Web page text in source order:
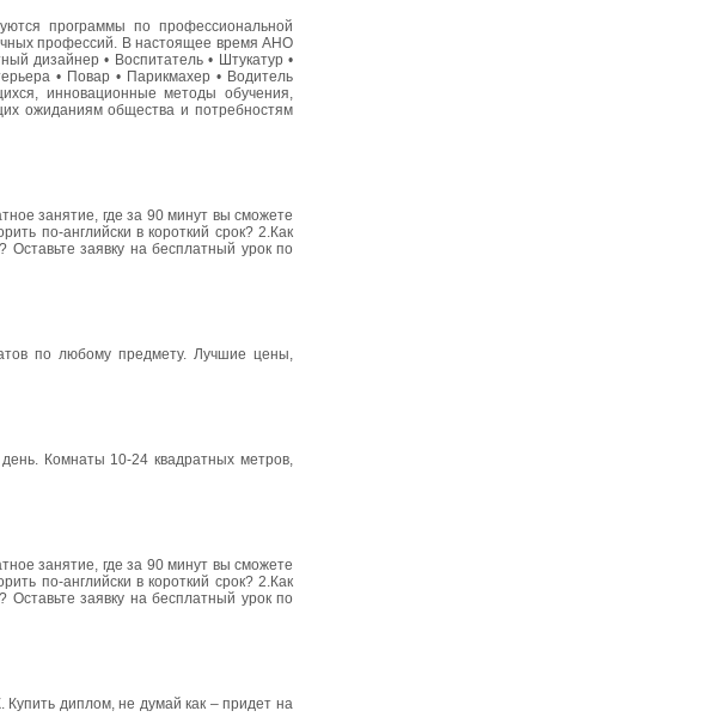
программы по профессиональной
профессий. В настоящее время АНО
дизайнер • Воспитатель • Штукатур •
• Повар • Парикмахер • Водитель
инновационные методы обучения,
ожиданиям общества и потребностям
занятие, где за 90 минут вы сможете
по-английски в короткий срок? 2.Как
Оставьте заявку на бесплатный урок по
по любому предмету. Лучшие цены,
Комнаты 10-24 квадратных метров,
занятие, где за 90 минут вы сможете
по-английски в короткий срок? 2.Как
Оставьте заявку на бесплатный урок по
диплом, не думай как – придет на